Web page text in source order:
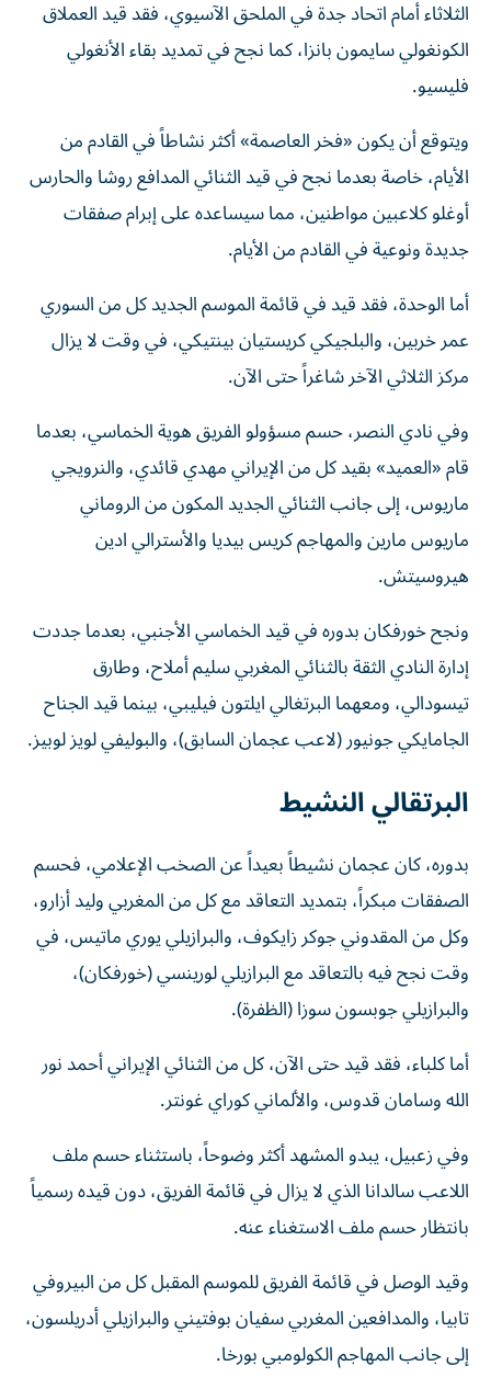
الثلاثاء أمام اتحاد جدة في الملحق الآسيوي، فقد قيد العملاق
الكونغولي سايمون بانزا، كما نجح في تمديد بقاء الأنغولي
فليسيو.
ويتوقع أن يكون «فخر العاصمة» أكثر نشاطاً في القادم من
الأيام، خاصة بعدما نجح في قيد الثنائي المدافع روشا والحارس
أوغلو كلاعبين مواطنين، مما سيساعده على إبرام صفقات
جديدة ونوعية في القادم من الأيام.
أما الوحدة، فقد قيد في قائمة الموسم الجديد كل من السوري
عمر خربين، والبلجيكي كريستيان بينتيكي، في وقت لا يزال
مركز الثلاثي الآخر شاغراً حتى الآن.
وفي نادي النصر، حسم مسؤولو الفريق هوية الخماسي، بعدما
قام «العميد» بقيد كل من الإيراني مهدي قائدي، والنرويجي
ماريوس، إلى جانب الثنائي الجديد المكون من الروماني
ماريوس مارين والمهاجم كريس بيديا والأسترالي ادين
هيروسيتش.
ونجح خورفكان بدوره في قيد الخماسي الأجنبي، بعدما جددت
إدارة النادي الثقة بالثنائي المغربي سليم أملاح، وطارق
تيسودالي، ومعهما البرتغالي ايلتون فيليبي، بينما قيد الجناح
الجامايكي جونيور (لاعب عجمان السابق)، والبوليفي لويز لوبيز.
البرتقالي النشيط
بدوره، كان عجمان نشيطاً بعيداً عن الصخب الإعلامي، فحسم
الصفقات مبكراً، بتمديد التعاقد مع كل من المغربي وليد أزارو،
وكل من المقدوني جوكر زايكوف، والبرازيلي يوري ماتيس، في
وقت نجح فيه بالتعاقد مع البرازيلي لورينسي (خورفكان)،
والبرازيلي جوبسون سوزا (الظفرة).
أما كلباء، فقد قيد حتى الآن، كل من الثنائي الإيراني أحمد نور
الله وسامان قدوس، والألماني كوراي غونتر.
وفي زعبيل، يبدو المشهد أكثر وضوحاً، باستثناء حسم ملف
اللاعب سالدانا الذي لا يزال في قائمة الفريق، دون قيده رسمياً
بانتظار حسم ملف الاستغناء عنه.
وقيد الوصل في قائمة الفريق للموسم المقبل كل من البيروفي
تابيا، والمدافعين المغربي سفيان بوفتيني والبرازيلي أدريلسون،
إلى جانب المهاجم الكولومبي بورخا.